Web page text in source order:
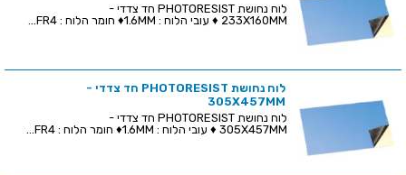
לוח נחושת PHOTORESIST חד צדדי -
233X160MM ♦ עובי הלוח : 1.6MM♦ חומר הלוח : FR4...
לוח נחושת PHOTORESIST חד צדדי -
305X457MM
לוח נחושת PHOTORESIST חד צדדי -
305X457MM ♦ עובי הלוח : 1.6MM♦ חומר הלוח : FR4...